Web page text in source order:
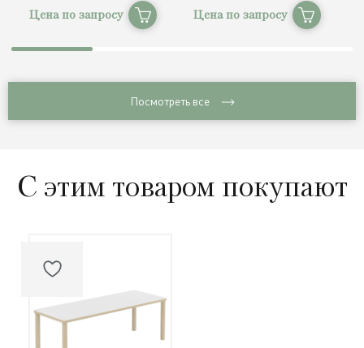
Цена по запросу Цена по запросу
Посмотреть все
С этим товаром покупают